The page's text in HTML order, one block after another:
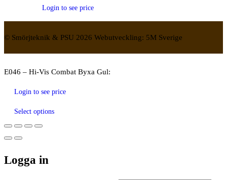
Login to see price
© Smörjteknik & PSU 2026 Webutveckling: 5M Sverige
E046 – Hi-Vis Combat Byxa Gul:
Login to see price
Select options
Logga in